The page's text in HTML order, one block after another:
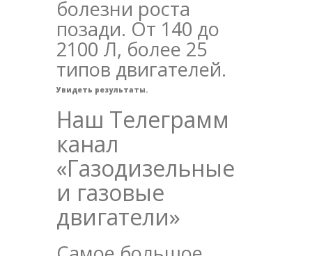
болезни роста
позади. От 140 до
2100 Л, более 25
типов двигателей.
Увидеть результаты.
Наш Телеграмм
канал
«Газодизельные
и газовые
двигатели»